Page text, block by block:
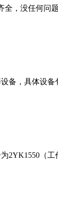
，没任何问
，具体设备
（